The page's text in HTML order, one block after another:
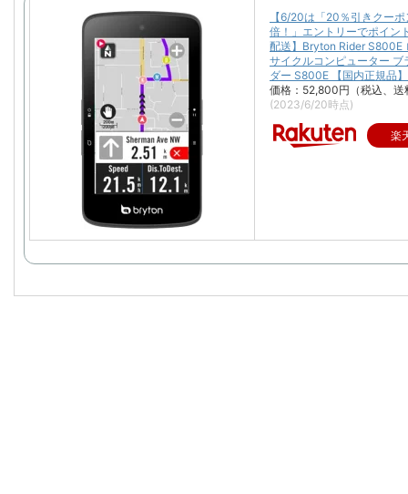
【6/20は「20％引きクー
倍！」エントリーでポイン
配送】Bryton Rider S800E
サイクルコンピューター ブ
ダー S800E 【国内正規品】
価格：52,800円（税込、送
(2023/6/20時点)
楽